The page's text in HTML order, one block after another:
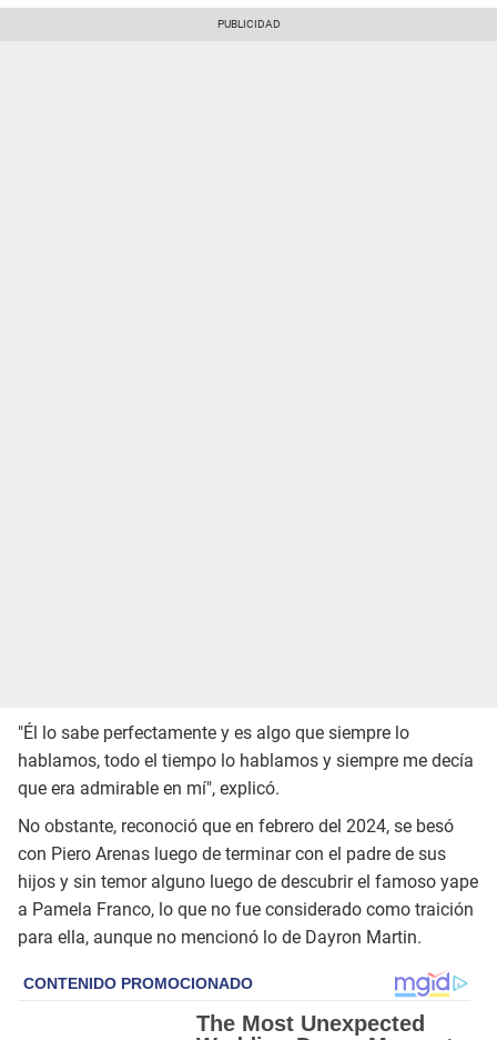
"Él lo sabe perfectamente y es algo que siempre lo
hablamos, todo el tiempo lo hablamos y siempre me decía
que era admirable en mí", explicó.
No obstante, reconoció que en febrero del 2024, se besó
con Piero Arenas luego de terminar con el padre de sus
hijos y sin temor alguno luego de descubrir el famoso yape
a Pamela Franco, lo que no fue considerado como traición
para ella, aunque no mencionó lo de Dayron Martin.